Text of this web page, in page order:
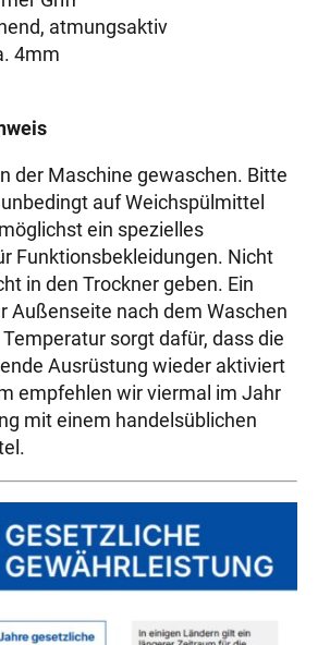
atmungsaktiv
4mm
der Maschine gewaschen. Bitte
auf Weichspülmittel
ein spezielles
Funktionsbekleidungen. Nicht
in den Trockner geben. Ein
Außenseite nach dem Waschen
sorgt dafür, dass die
Ausrüstung wieder aktiviert
empfehlen wir viermal im Jahr
mit einem handelsüblichen